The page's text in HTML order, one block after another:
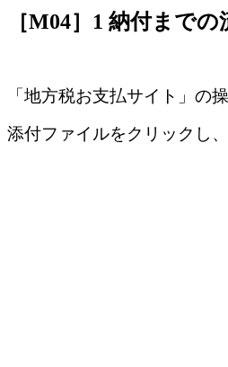
［M04］1 納付までの
「地方税お支払サイト」の
添付ファイルをクリックし